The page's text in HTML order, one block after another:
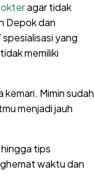
agar tidak
Depok dan
yang
memiliki
kemari. Mimin sudah
menjadi jauh
tips
waktu dan